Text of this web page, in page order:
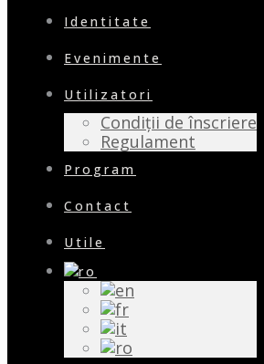
Identitate
Evenimente
Utilizatori
Condiții de înscriere
Regulament
Program
Contact
Utile